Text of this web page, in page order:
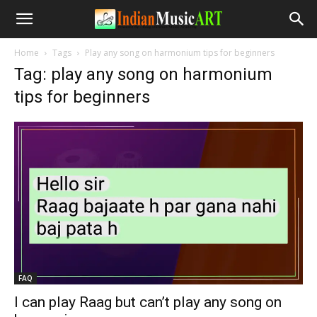
Home Tags Play any song on harmonium tips for beginners
Tag: play any song on harmonium
tips for beginners
FAQ
I can play Raag but can’t play any song on